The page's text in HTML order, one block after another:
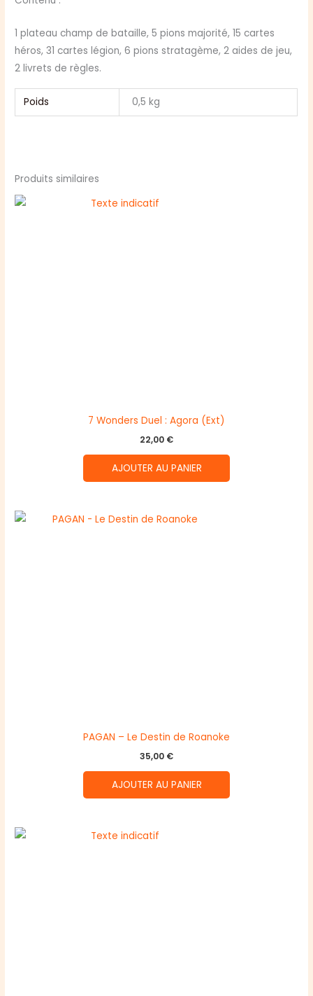
1 plateau champ de bataille, 5 pions majorité, 15 cartes
héros, 31 cartes légion, 6 pions stratagème, 2 aides de jeu,
2 livrets de règles.
Poids 0,5 kg
Produits similaires
7 Wonders Duel : Agora (Ext)
22,00 €
AJOUTER AU PANIER
PAGAN – Le Destin de Roanoke
35,00 €
AJOUTER AU PANIER